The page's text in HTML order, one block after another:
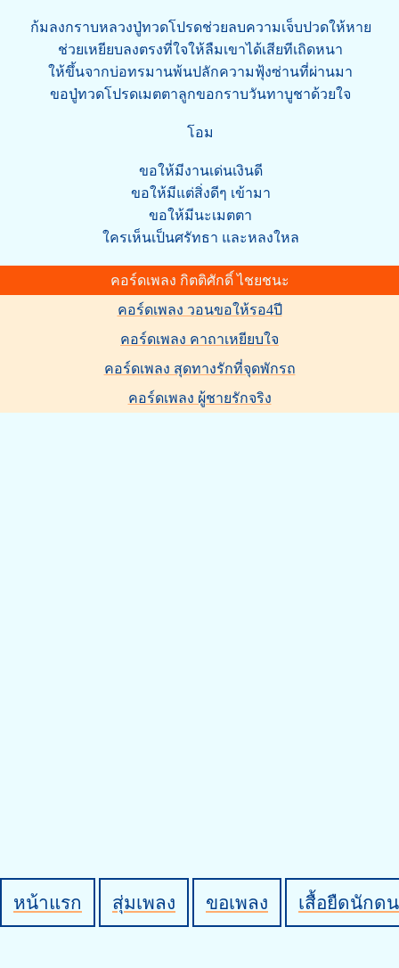
ก้มลงกราบหลวงปู่ทวดโปรดช่วยลบความเจ็บปวดให้หาย
ช่วยเหยียบลงตรงที่ใจให้ลืมเขาได้เสียทีเถิดหนา
ให้ขึ้นจากบ่อทรมานพ้นปลักความฟุ้งซ่านที่ผ่านมา
ขอปู่ทวดโปรดเมตตาลูกขอกราบวันทาบูชาด้วยใจ
โอม
ขอให้มีงานเด่นเงินดี
ขอให้มีแต่สิ่งดีๆ เข้ามา
ขอให้มีนะเมตตา
ใครเห็นเป็นศรัทธา และหลงใหล
คอร์ดเพลง กิตติศักดิ์ ไชยชนะ
คอร์ดเพลง วอนขอให้รอ4ปี
คอร์ดเพลง คาถาเหยียบใจ
คอร์ดเพลง สุดทางรักที่จุดพักรถ
คอร์ดเพลง ผู้ชายรักจริง
หน้าแรก สุ่มเพลง ขอเพลง เสื้อยืดนักด